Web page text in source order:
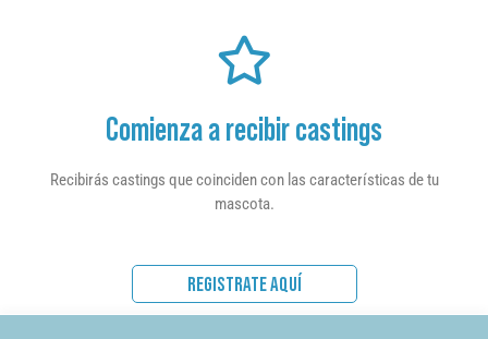
Comienza a recibir castings
Recibirás castings que coinciden con las características de tu
mascota.
REGISTRATE AQUÍ